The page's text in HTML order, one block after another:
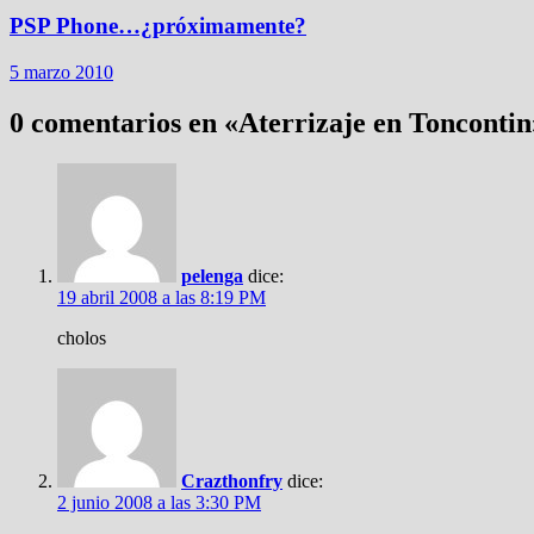
PSP Phone…¿próximamente?
5 marzo 2010
0 comentarios en «Aterrizaje en Toncontin
pelenga dice:
19 abril 2008 a las 8:19 PM
cholos
Crazthonfry dice:
2 junio 2008 a las 3:30 PM